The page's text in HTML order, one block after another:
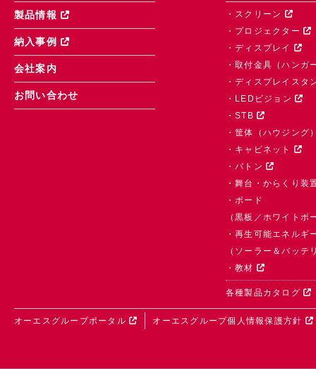
製品情報
納入事例
会社案内
お問い合わせ
・スクリーン
・プロジェクター
・ディスプレイ
・取付金具（ハンガ
・ディスプレイスタ
・LEDビジョン
・STB
・筐体（ハウジング
・キャビネット
・バトン
・舞台・からくり装
・ボード
（黒板／ホワイトボ
・再生可能エネルギ
（ソーラー＆バッテ
・教材
各種製品カタログ
オーエスグループポータル オーエスグループ個人情報保護方針